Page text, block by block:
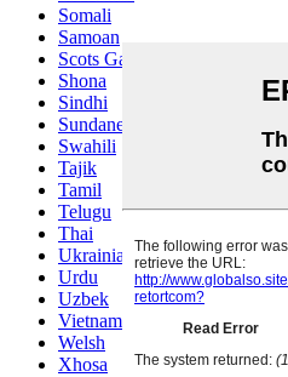
Somali
Samoan
Scots Gaelic
Shona
Sindhi
Sundanese
Swahili
Tajik
Tamil
Telugu
Thai
Ukrainian
Urdu
Uzbek
Vietnamese
Welsh
Xhosa